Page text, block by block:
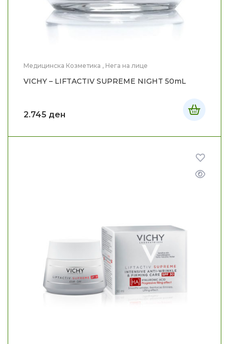
Медицинска Козметика , Нега на лице
VICHY – LIFTACTIV SUPREME NIGHT 50mL
2.745 ден